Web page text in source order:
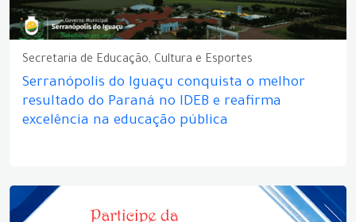
Secretaria de Educação, Cultura e Esportes
Serranópolis do Iguaçu conquista o melhor
resultado do Paraná no IDEB e reafirma
excelência na educação pública